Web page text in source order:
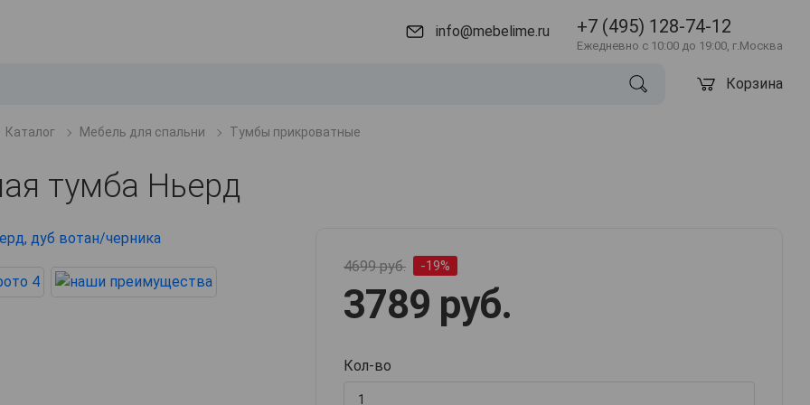
info@mebelime.ru +7 (495) 128-74-12
Ежедневно с 10:00 до 19:00, г.Москва
Корзина
Каталог Мебель для спальни Тумбы прикроватные
тумба Ньерд
4699 руб. -19%
3789 руб.
Кол-во